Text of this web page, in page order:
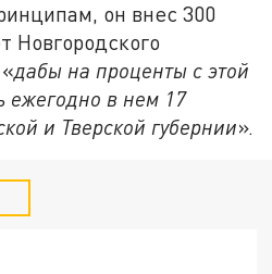
он внес 300
Новгородского
дабы на проценты с этой
ежегодно в нем 17
и Тверской губернии».